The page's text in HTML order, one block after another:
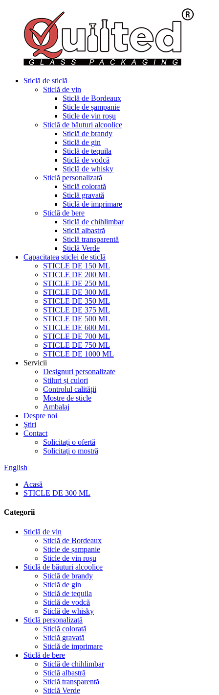
Sticlă de sticlă
Sticlă de vin
Sticlă de Bordeaux
Sticle de șampanie
Sticle de vin roșu
Sticlă de băuturi alcoolice
Sticlă de brandy
Sticlă de gin
Sticlă de tequila
Sticlă de vodcă
Sticlă de whisky
Sticlă personalizată
Sticlă colorată
Sticlă gravată
Sticlă de imprimare
Sticlă de bere
Sticlă de chihlimbar
Sticlă albastră
Sticlă transparentă
Sticlă Verde
Capacitatea sticlei de sticlă
STICLE DE 150 ML
STICLE DE 200 ML
STICLE DE 250 ML
STICLE DE 300 ML
STICLE DE 350 ML
STICLE DE 375 ML
STICLE DE 500 ML
STICLE DE 600 ML
STICLE DE 700 ML
STICLE DE 750 ML
STICLE DE 1000 ML
Servicii
Designuri personalizate
Stiluri și culori
Controlul calității
Mostre de sticle
Ambalaj
Despre noi
Ştiri
Contact
Solicitați o ofertă
Solicitați o mostră
English
Acasă
STICLE DE 300 ML
Categorii
Sticlă de vin
Sticlă de Bordeaux
Sticle de șampanie
Sticle de vin roșu
Sticlă de băuturi alcoolice
Sticlă de brandy
Sticlă de gin
Sticlă de tequila
Sticlă de vodcă
Sticlă de whisky
Sticlă personalizată
Sticlă colorată
Sticlă gravată
Sticlă de imprimare
Sticlă de bere
Sticlă de chihlimbar
Sticlă albastră
Sticlă transparentă
Sticlă Verde